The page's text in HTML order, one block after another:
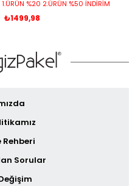
1.ÜRÜN %20 2.ÜRÜN %50 İNDİRİM
₺1499,98
Rehberi
Sorular